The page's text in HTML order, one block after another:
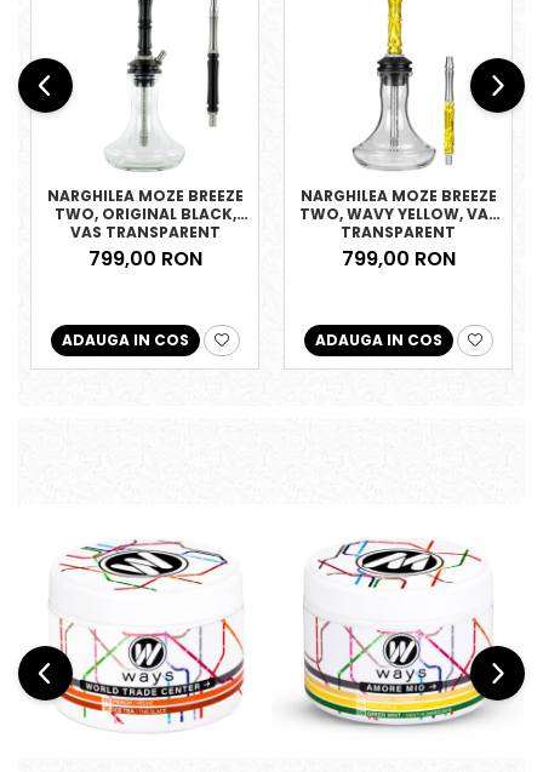
NARGHILEA MOZE BREEZE
TWO, ORIGINAL BLACK,
VAS TRANSPARENT
799,00 RON
ADAUGA IN COS
NARGHILEA MOZE BREEZE
TWO, WAVY YELLOW, VAS
TRANSPARENT
799,00 RON
ADAUGA IN COS